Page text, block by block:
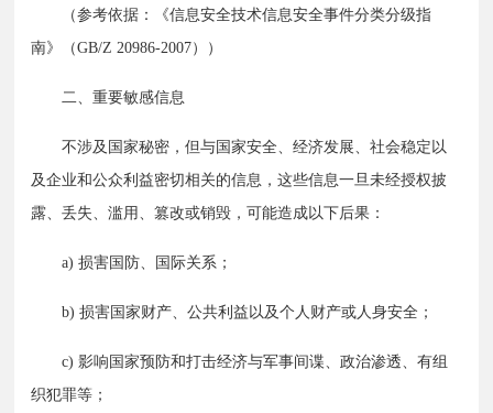
（参考依据：《信息安全技术信息安全事件分类分级指
南》（GB/Z 20986-2007））
二、重要敏感信息
不涉及国家秘密，但与国家安全、经济发展、社会稳定以
及企业和公众利益密切相关的信息，这些信息一旦未经授权披
露、丢失、滥用、篡改或销毁，可能造成以下后果：
a) 损害国防、国际关系；
b) 损害国家财产、公共利益以及个人财产或人身安全；
c) 影响国家预防和打击经济与军事间谍、政治渗透、有组
织犯罪等；